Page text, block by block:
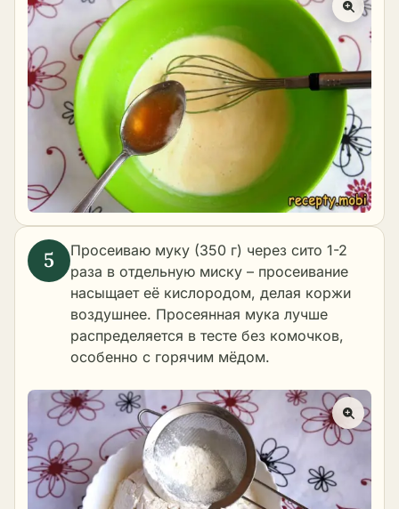
Просеиваю муку (350 г) через сито 1-2
раза в отдельную миску – просеивание
насыщает её кислородом, делая коржи
воздушнее. Просеянная мука лучше
распределяется в тесте без комочков,
особенно с горячим мёдом.